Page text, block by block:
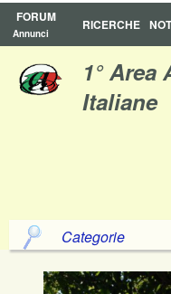
FORUM
Annunci
RICERCHE
1° Area
Italiane
Categorie